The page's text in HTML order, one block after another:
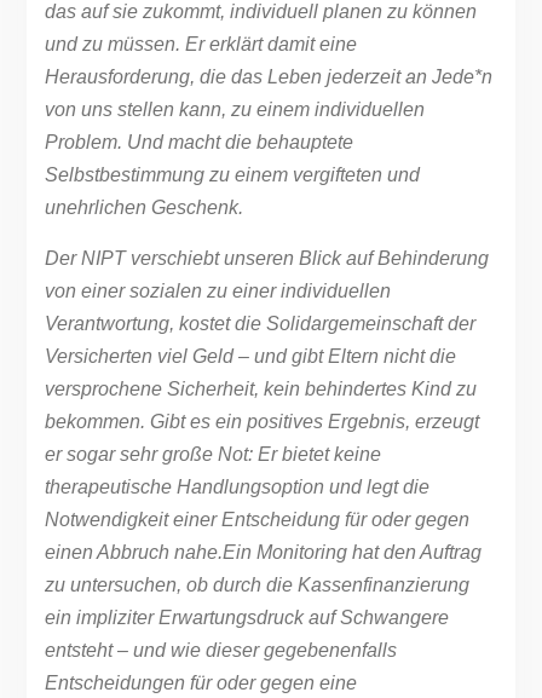
das auf sie zukommt, individuell planen zu können
und zu müssen. Er erklärt damit eine
Herausforderung, die das Leben jederzeit an Jede*n
von uns stellen kann, zu einem individuellen
Problem. Und macht die behauptete
Selbstbestimmung zu einem vergifteten und
unehrlichen Geschenk.
Der NIPT verschiebt unseren Blick auf Behinderung
von einer sozialen zu einer individuellen
Verantwortung, kostet die Solidargemeinschaft der
Versicherten viel Geld – und gibt Eltern nicht die
versprochene Sicherheit, kein behindertes Kind zu
bekommen. Gibt es ein positives Ergebnis, erzeugt
er sogar sehr große Not: Er bietet keine
therapeutische Handlungsoption und legt die
Notwendigkeit einer Entscheidung für oder gegen
einen Abbruch nahe.Ein Monitoring hat den Auftrag
zu untersuchen, ob durch die Kassenfinanzierung
ein impliziter Erwartungsdruck auf Schwangere
entsteht – und wie dieser gegebenenfalls
Entscheidungen für oder gegen eine